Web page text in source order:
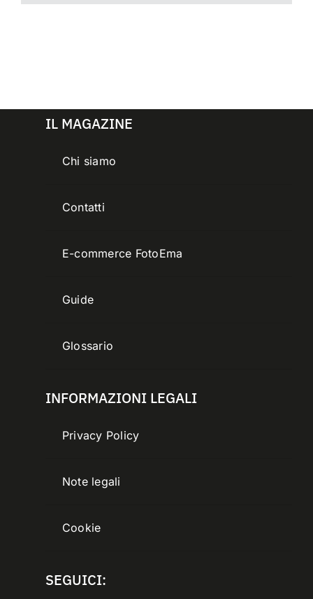
IL MAGAZINE
Chi siamo
Contatti
E-commerce FotoEma
Guide
Glossario
INFORMAZIONI LEGALI
Privacy Policy
Note legali
Cookie
SEGUICI: